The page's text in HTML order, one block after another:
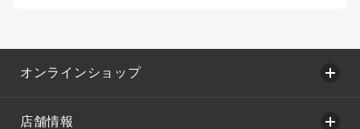
オンラインショップ
店舗情報